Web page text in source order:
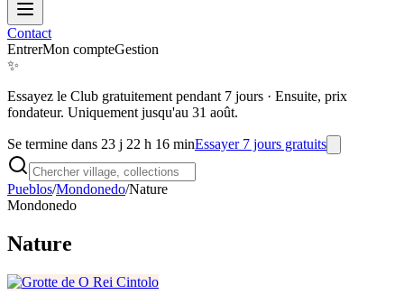
Contact
EntrerMon compteGestion
✨
Essayez le Club gratuitement pendant 7 jours · Ensuite, prix
fondateur. Uniquement jusqu'au 31 août.
Se termine dans 23 j 22 h 16 minEssayer 7 jours gratuits
Pueblos/Mondonedo/Nature
Mondonedo
Nature